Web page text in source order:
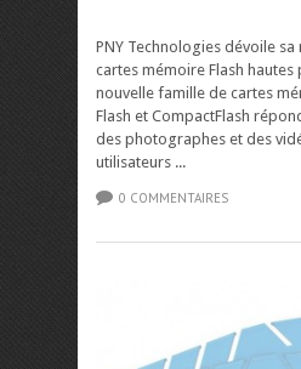
PNY Technologies dévoile
cartes mémoire Flash hautes
nouvelle famille de cartes
Flash et CompactFlash
des photographes et des
utilisateurs ...
0 COMMENTAIRES